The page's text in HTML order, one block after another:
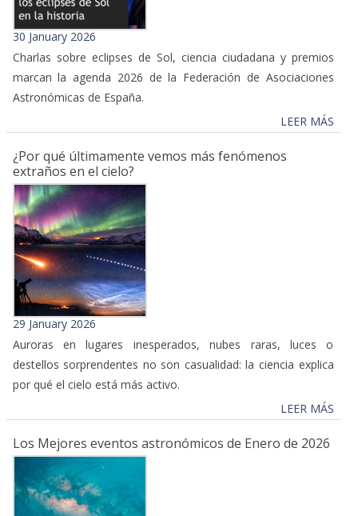
30 January 2026
Charlas sobre eclipses de Sol, ciencia ciudadana y premios
marcan la agenda 2026 de la Federación de Asociaciones
Astronómicas de España.
LEER MÁS
¿Por qué últimamente vemos más fenómenos
extraños en el cielo?
29 January 2026
Auroras en lugares inesperados, nubes raras, luces o
destellos sorprendentes no son casualidad: la ciencia explica
por qué el cielo está más activo.
LEER MÁS
Los Mejores eventos astronómicos de Enero de 2026